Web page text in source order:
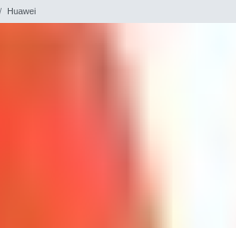
Huawei